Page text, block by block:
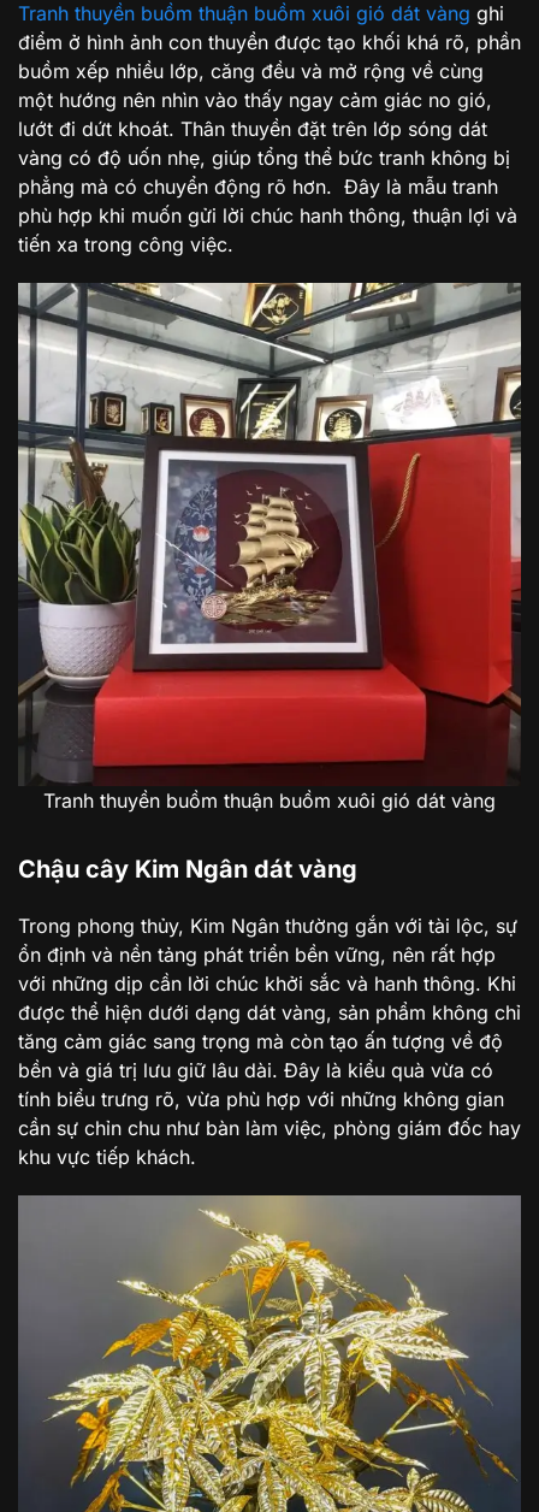
Tranh thuyền buồm thuận buồm xuôi gió dát vàng ghi
điểm ở hình ảnh con thuyền được tạo khối khá rõ, phần
buồm xếp nhiều lớp, căng đều và mở rộng về cùng
một hướng nên nhìn vào thấy ngay cảm giác no gió,
lướt đi dứt khoát. Thân thuyền đặt trên lớp sóng dát
vàng có độ uốn nhẹ, giúp tổng thể bức tranh không bị
phẳng mà có chuyển động rõ hơn. Đây là mẫu tranh
phù hợp khi muốn gửi lời chúc hanh thông, thuận lợi và
tiến xa trong công việc.
Tranh thuyền buồm thuận buồm xuôi gió dát vàng
Chậu cây Kim Ngân dát vàng
Trong phong thủy, Kim Ngân thường gắn với tài lộc, sự
ổn định và nền tảng phát triển bền vững, nên rất hợp
với những dịp cần lời chúc khởi sắc và hanh thông. Khi
được thể hiện dưới dạng dát vàng, sản phẩm không chỉ
tăng cảm giác sang trọng mà còn tạo ấn tượng về độ
bền và giá trị lưu giữ lâu dài. Đây là kiểu quà vừa có
tính biểu trưng rõ, vừa phù hợp với những không gian
cần sự chỉn chu như bàn làm việc, phòng giám đốc hay
khu vực tiếp khách.